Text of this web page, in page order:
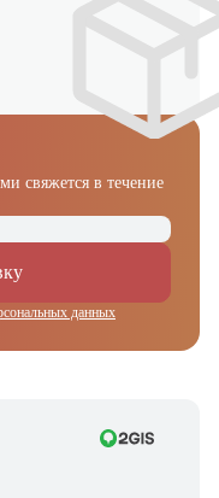
технику, навесное
– поможем подобрать
свяжется в течение
данных